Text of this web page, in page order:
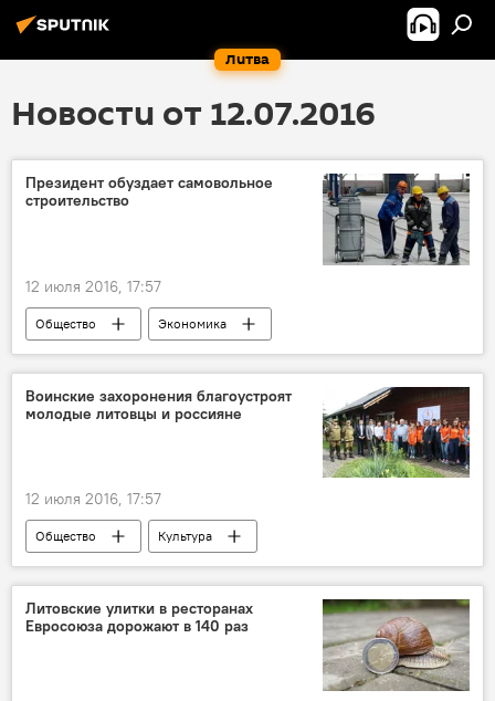
Литва
Новости от 12.07.2016
Президент обуздает самовольное
строительство
12 июля 2016, 17:57
Общество Экономика
Воинские захоронения благоустроят
молодые литовцы и россияне
12 июля 2016, 17:57
Общество
Культура
Четверть века без СССР
Литовские улитки в ресторанах
Евросоюза дорожают в 140 раз